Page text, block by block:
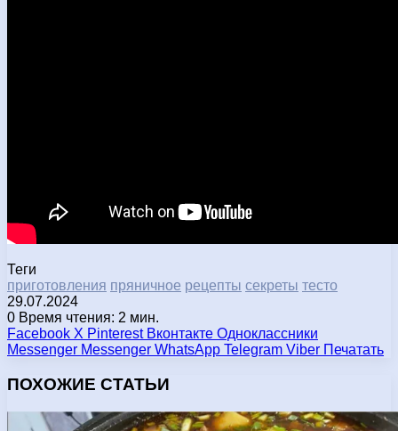
Теги
приготовления пряничное рецепты секреты тесто
29.07.2024
0 Время чтения: 2 мин.
Facebook X Pinterest Вконтакте Одноклассники
Messenger Messenger WhatsApp Telegram Viber Печатать
ПОХОЖИЕ СТАТЬИ